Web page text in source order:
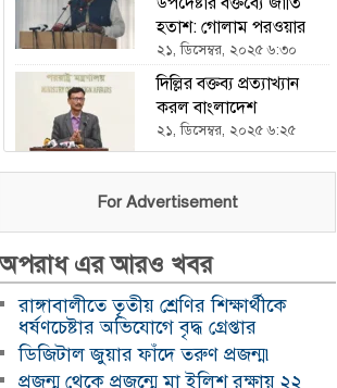
হতাশ: গোলাম পরওয়ার
২১, ডিসেম্বর, ২০২৫ ৬:৩০
দিল্লির বক্তব্য প্রত্যাখ্যান
করল বাংলাদেশ
২১, ডিসেম্বর, ২০২৫ ৬:২৫
ভারতকে হারিয়ে এশিয়া
কাপে চ্যাম্পিয়ন পাকিস্তান
এখন থেকে যৌথ বাহিনীর
অভিযান চলবে : ইসি
২১, ডিসেম্বর, ২০২৫ ৬:২১
হযরত শাহজালাল
For Advertisement
অপরাধ এর আরও খবর
রাঙ্গাবালীতে তৃতীয় শ্রেণির শিক্ষার্থীকে
ধর্ষণচেষ্টার অভিযোগে বৃদ্ধ গ্রেপ্তার
ডিজিটাল জুয়ার ফাঁদে তরুণ প্রজন্ম৷
প্রজন্ম থেকে প্রজন্মে মা ইলিশ রক্ষায় ২২